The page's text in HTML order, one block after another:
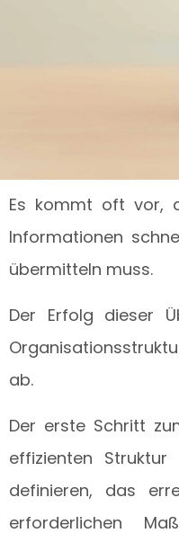
Es kommt oft vor,
Informationen
übermitteln muss.
Der Erfolg dieser
ab.
Der erste Schritt
effizienten
definieren, das
erforderlichen